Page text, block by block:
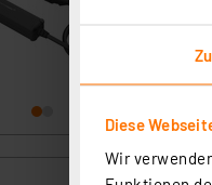
Diese
Wir